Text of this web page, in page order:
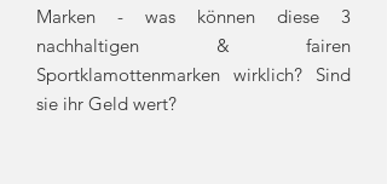
Marken - was können diese 3
nachhaltigen & fairen
Sportklamottenmarken wirklich? Sind
sie ihr Geld wert?